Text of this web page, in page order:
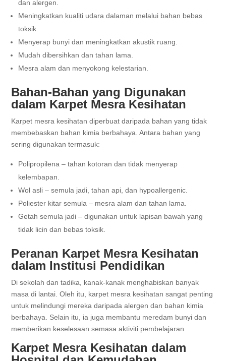
dan alergen.
Meningkatkan kualiti udara dalaman melalui bahan bebas
toksik.
Menyerap bunyi dan meningkatkan akustik ruang.
Mudah dibersihkan dan tahan lama.
Mesra alam dan menyokong kelestarian.
Bahan-Bahan yang Digunakan
dalam Karpet Mesra Kesihatan
Karpet mesra kesihatan diperbuat daripada bahan yang tidak
membebaskan bahan kimia berbahaya. Antara bahan yang
sering digunakan termasuk:
Polipropilena – tahan kotoran dan tidak menyerap
kelembapan.
Wol asli – semula jadi, tahan api, dan hypoallergenic.
Poliester kitar semula – mesra alam dan tahan lama.
Getah semula jadi – digunakan untuk lapisan bawah yang
tidak licin dan bebas toksik.
Peranan Karpet Mesra Kesihatan
dalam Institusi Pendidikan
Di sekolah dan tadika, kanak-kanak menghabiskan banyak
masa di lantai. Oleh itu, karpet mesra kesihatan sangat penting
untuk melindungi mereka daripada alergen dan bahan kimia
berbahaya. Selain itu, ia juga membantu meredam bunyi dan
memberikan keselesaan semasa aktiviti pembelajaran.
Karpet Mesra Kesihatan dalam